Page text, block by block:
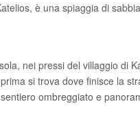
è una spiaggia di
nei pressi del villaggio di
si trova dove finisce la
ombreggiato e